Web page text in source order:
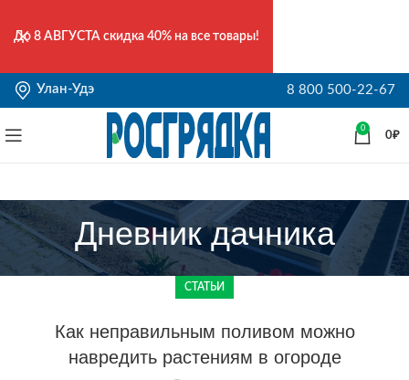
Улан-Удэ 8 800 500-22-67
0
0₽
Дневник дачника
СТАТЬИ
Как неправильным поливом можно
навредить растениям в огороде
До 8 АВГУСТА скидка 40% на все товары!